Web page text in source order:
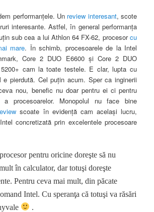
performanţele. Un review interesant, scote
interesante. Astfel, în general performanţa
sub cea a lui Athlon 64 FX-62, procesorcu
mare. În schimb, procesoarele de la Intel
Core 2 DUO E6600 şi Core 2 DUO
5200+ cam la toate testele. E clar, lupta cu
e pierdută. Cel puţin acum. Sper ca inginerii
nou, benefic nu doar pentru ei ci pentru
a procesoarelor. Monopolul nu face bine
scoate în evidenţă cam acelaşi lucru,
concretizată prin excelentele procesoare
pentru oricine doreşte să nu
în calculator, dar totuşi doreşte
Pentru ceva mai mult, din păcate
Intel. Cu speranţa că totuşi va răsări
.